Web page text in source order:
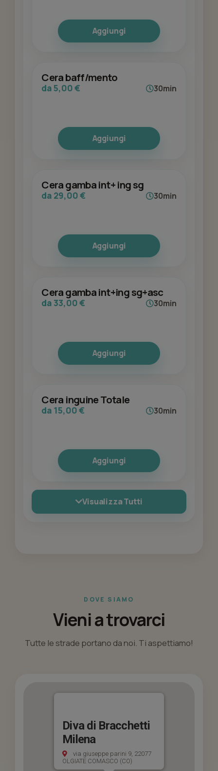
Aggiungi
Cera baff/mento
da 5,00 € 30min
Aggiungi
Cera gamba int+ ing sg
da 29,00 € 30min
Aggiungi
Cera gamba int+ing sg+asc
da 33,00 € 30min
Aggiungi
Cera inguine Totale
da 15,00 € 30min
Aggiungi
Visualizza Tutti
DOVE SIAMO
Vieni a trovarci
Tutte le strade portano da noi. Ti aspettiamo!
Diva di Bracchetti
Milena
via giuseppe parini 9, 22077
OLGIATE COMASCO (CO)